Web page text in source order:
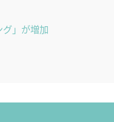
」が増加